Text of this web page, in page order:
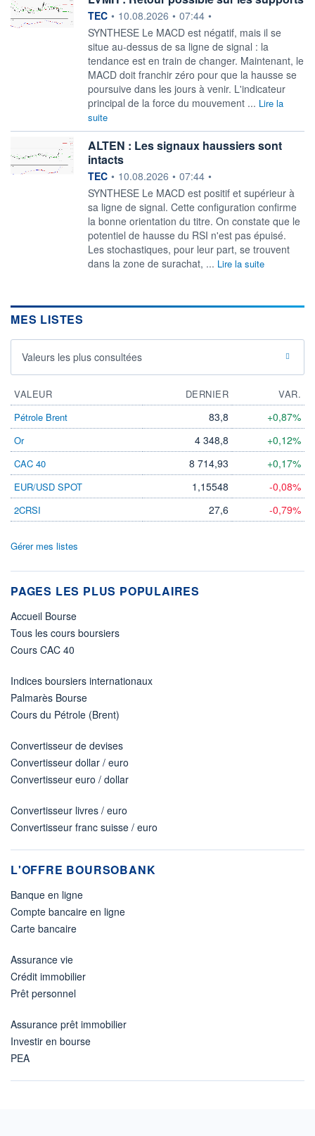
information fournie par
TEC • 10.08.2026 • 07:44 •
SYNTHESE Le MACD est négatif, mais il se
situe au-dessus de sa ligne de signal : la
tendance est en train de changer. Maintenant, le
MACD doit franchir zéro pour que la hausse se
poursuive dans les jours à venir. L'indicateur
principal de la force du mouvement ... Lire la
suite
ALTEN : Les signaux haussiers sont
intacts
information fournie par
TEC • 10.08.2026 • 07:44 •
SYNTHESE Le MACD est positif et supérieur à
sa ligne de signal. Cette configuration confirme
la bonne orientation du titre. On constate que le
potentiel de hausse du RSI n'est pas épuisé.
Les stochastiques, pour leur part, se trouvent
dans la zone de surachat, ... Lire la suite
MES LISTES
Valeurs les plus consultées
VALEUR DERNIER
VAR.
Pétrole Brent
83,8 +0,87%
Or 4 348,8 +0,12%
CAC 40 8 714,93 +0,17%
EUR/USD SPOT 1,15548 -0,08%
2CRSI 27,6 -0,79%
Gérer mes listes
PAGES LES PLUS POPULAIRES
Accueil Bourse
Tous les cours boursiers
Cours CAC 40
Indices boursiers internationaux
Palmarès Bourse
Cours du Pétrole (Brent)
Convertisseur de devises
Convertisseur dollar / euro
Convertisseur euro / dollar
Convertisseur livres / euro
Convertisseur franc suisse / euro
L'OFFRE BOURSOBANK
Banque en ligne
Compte bancaire en ligne
Carte bancaire
Assurance vie
Crédit immobilier
Prêt personnel
Assurance prêt immobilier
Investir en bourse
PEA